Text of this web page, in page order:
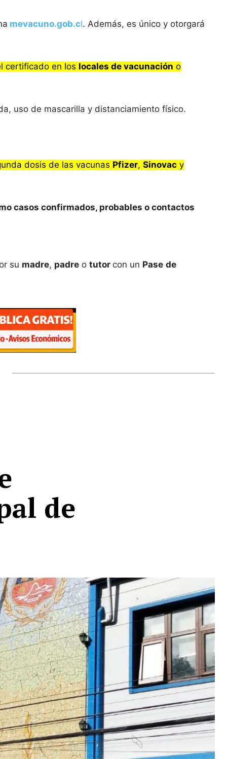
mevacuno.gob.cl. Además, es único y otorgará
certificado en los locales de vacunación o
uso de mascarilla y distanciamiento físico.
dosis de las vacunas Pfizer, Sinovac y
casos confirmados, probables o contactos
su madre, padre o tutor con un Pase de